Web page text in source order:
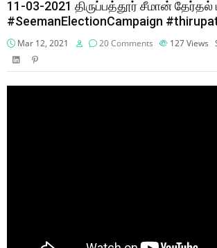
11-03-2021 திருப்பத்தூர் சீமான் தேர்தல்
#SeemanElectionCampaign
Mar 12, 2021 20 Comments 127Views